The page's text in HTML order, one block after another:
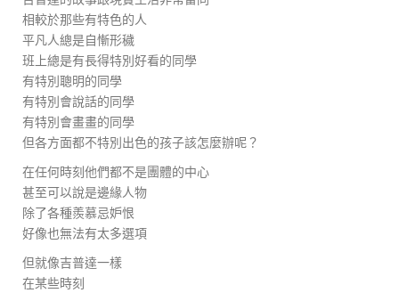
相較於那些有特色的人
平凡人總是自慚形穢
班上總是有長得特別好看的同學
有特別聰明的同學
有特別會說話的同學
有特別會畫畫的同學
但各方面都不特別出色的孩子該怎麼辦呢？
在任何時刻他們都不是團體的中心
甚至可以說是邊緣人物
除了各種羨慕忌妒恨
好像也無法有太多選項
但就像吉普達一樣
在某些時刻